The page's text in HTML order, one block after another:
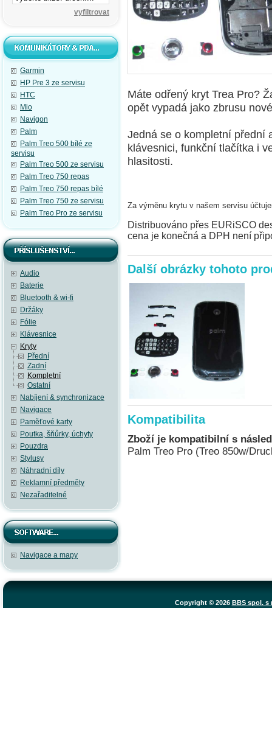
Garmin
HP Pre 3 ze servisu
HTC
Mio
Navigon
Palm
Palm Treo 500 bílé ze
servisu
Palm Treo 500 ze servisu
Palm Treo 750 repas
Palm Treo 750 repas bílé
Palm Treo 750 ze servisu
Palm Treo Pro ze servisu
Audio
Baterie
Bluetooth & wi-fi
Držáky
Fólie
Klávesnice
Kryty
Přední
Zadní
Kompletní
Ostatní
Nabíjení & synchronizace
Navigace
Paměťové karty
Poutka, šňůrky, úchyty
Pouzdra
Stylusy
Náhradní díly
Reklamní předměty
Nezařaditelné
Navigace a mapy
Máte odřený kryt Trea Pro?
opět vypadá jako zbrusu
Jedná se o kompletní přední
klávesnici, funkční tlačítka i
hlasitosti.
Za výměnu krytu v našem servisu
Distribuováno přes EURiSCO
cena je konečná a DPH není
Další obrázky tohoto
Kompatibilita
Zboží je kompatibilní s
Palm Treo Pro (Treo 850w/
Copyright © 2026 BBS spol. s